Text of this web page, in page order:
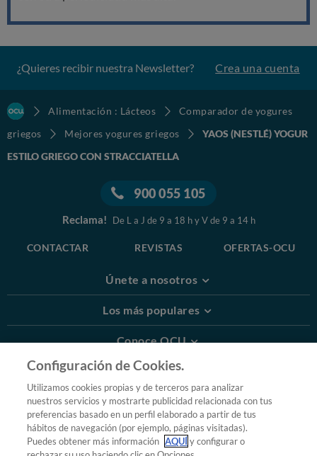
¿Quieres recibir nuestra Newsletter? Crea una cuenta
Alimentación : Lácteos
Comparador de yogures
griegos
Mejores yogures griegos
YAOS (NESTLÉ) YOGUR
ESTILO GRIEGO CON STRACCIATELLA
900 055 105
Reclama! De L a J de 9 a 18 h y V de 9 a 14 h
CONTACTAR REVISTAS OFERTAS-OCU
Únete a nosotros
Los más populares
Conoce OCU
Más Información
© 2026 OCU
Condiciones generales de contratación de OCU
Política de privacidad
Configuración de Cookies.
Utilizamos cookies propias y de terceros para analizar
nuestros servicios y mostrarte publicidad relacionada con tus
preferencias basado en un perfil elaborado a partir de tus
hábitos de navegación (por ejemplo, páginas visitadas).
Puedes obtener más información AQUÍy configurar o